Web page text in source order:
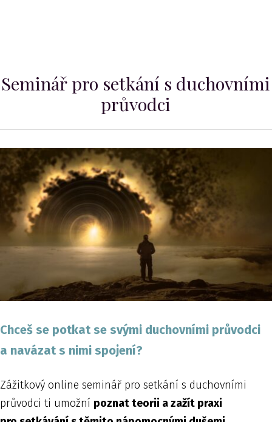
Seminář pro setkání s duchovními
průvodci
Chceš se potkat se svými duchovními průvodci
a navázat s nimi spojení?
Zážitkový online seminář pro setkání s duchovními
průvodci ti umožní poznat teorii a zažít praxi